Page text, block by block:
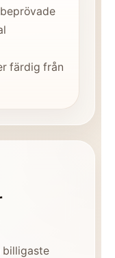
färdig från
billigaste